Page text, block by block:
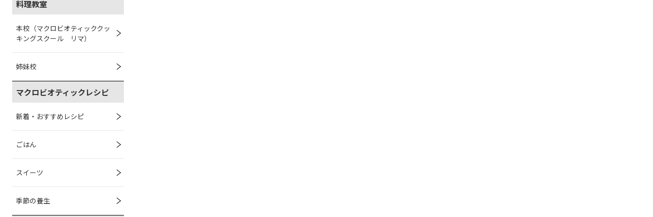
料理教室
本校（マクロビオティッククッ
キングスクール リマ）
姉妹校
マクロビオティックレシピ
新着・おすすめレシピ
ごはん
スイーツ
季節の養生